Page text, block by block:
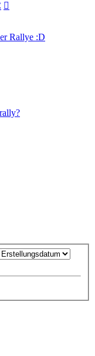
Rallye :D